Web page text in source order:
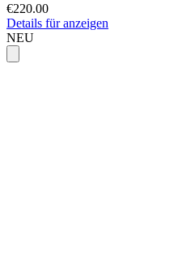
€220.00
Details für anzeigen
NEU